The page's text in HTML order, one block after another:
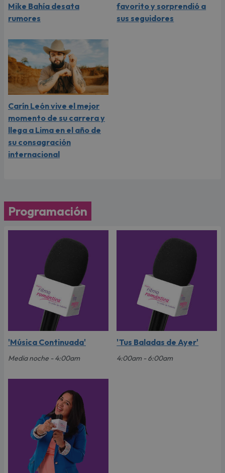
Mike Bahía desata
rumores
favorito y sorprendió a
sus seguidores
Carín León vive el mejor
momento de su carrera y
llega a Lima en el año de
su consagración
internacional
Programación
'Música Continuada'
Media noche - 4:00am
'Tus Baladas de Ayer'
4:00am - 6:00am